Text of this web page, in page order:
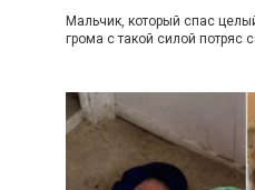
Мальчик, который спас
грома с такой силой потряс